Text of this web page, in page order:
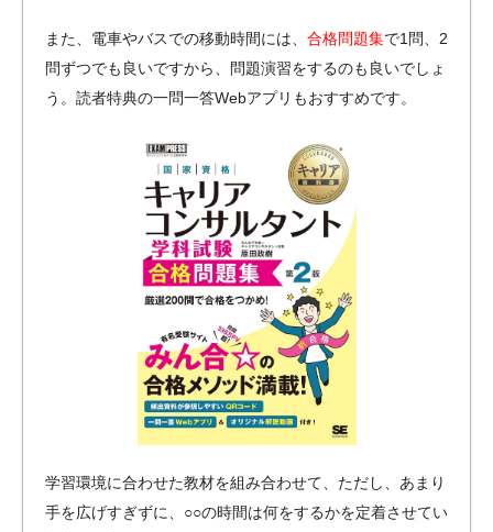
また、電車やバスでの移動時間には、 合格問題集で1問、2
問ずつでも良いですから、問題演習をするのも良いでしょ
う。読者特典の一問一答Webアプリもおすすめです。
学習環境に合わせた教材を組み合わせて、ただし、あまり
手を広げすぎずに、○○の時間は何をするかを定着させてい